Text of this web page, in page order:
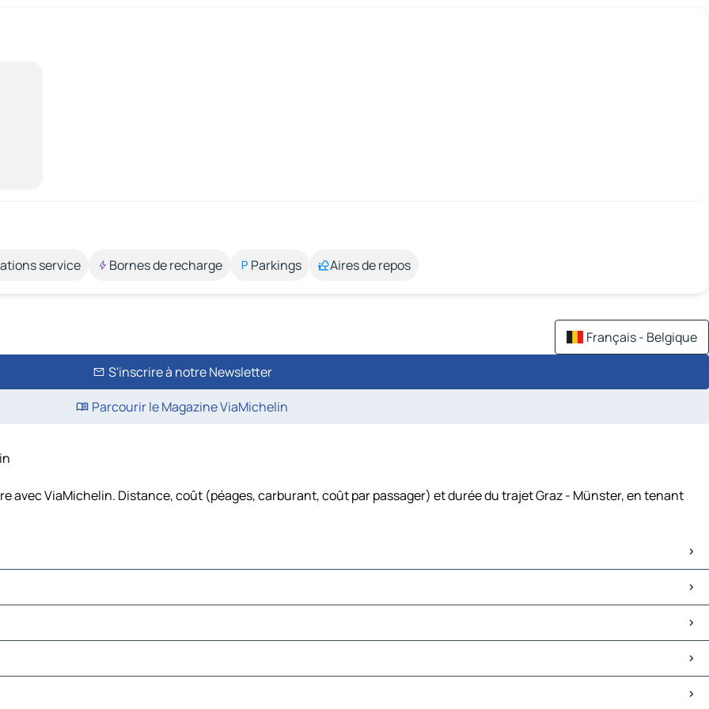
service Bornes de recharge Parkings Aires de repos
Français - Belgique
S'inscrire à notre Newsletter
Parcourir le Magazine ViaMichelin
avec ViaMichelin. Distance, coût (péages, carburant, coût par passager) et durée du trajet Graz - Münster, en tenant